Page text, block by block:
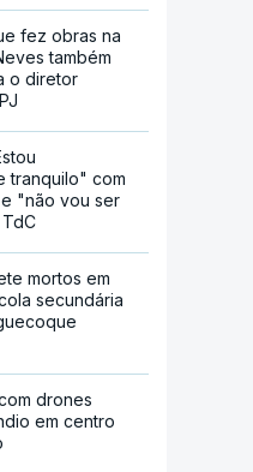
fez obras na
também
o diretor
tranquilo" com
"não vou ser
mortos em
secundária
drones
em centro